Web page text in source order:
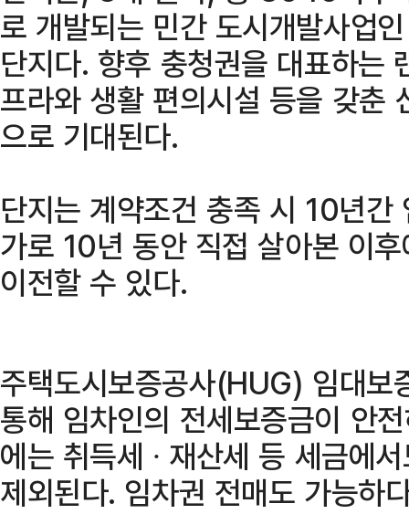
로 개발되는 민간 도시개발사업
단지다. 향후 충청권을 대표하는
프라와 생활 편의시설 등을 갖춘
으로 기대된다.
단지는 계약조건 충족 시 10년간
가로 10년 동안 직접 살아본 이
이전할 수 있다.
주택도시보증공사(HUG) 임대
통해 임차인의 전세보증금이 안
에는 취득세 ∙ 재산세 등 세금에
제외된다. 임차권 전매도 가능하